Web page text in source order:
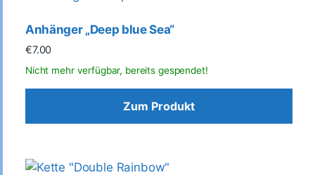
Anhänger „Deep blue Sea“
€7.00
Zum Produkt